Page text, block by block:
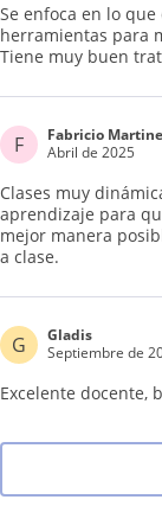
Se enfoca en lo
herramientas para
Tiene muy buen
F
Fabricio
Abril de 2025
Clases muy
aprendizaje para
mejor manera
a clase.
G
Gladis
Septiembre de
Excelente docente,